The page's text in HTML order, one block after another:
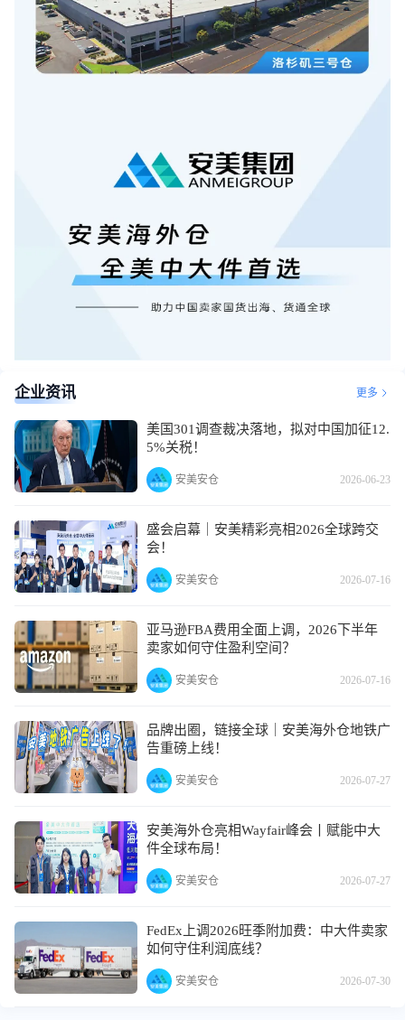
企业资讯 更多
美国301调查裁决落地，拟对中国加征12.
5%关税！
安美安仓 2026-06-23
盛会启幕｜安美精彩亮相2026全球跨交
会！
安美安仓 2026-07-16
亚马逊FBA费用全面上调，2026下半年
卖家如何守住盈利空间？
安美安仓 2026-07-16
品牌出圈，链接全球｜安美海外仓地铁广
告重磅上线！
安美安仓 2026-07-27
安美海外仓亮相Wayfair峰会丨赋能中大
件全球布局！
安美安仓 2026-07-27
FedEx上调2026旺季附加费：中大件卖家
如何守住利润底线？
安美安仓 2026-07-30